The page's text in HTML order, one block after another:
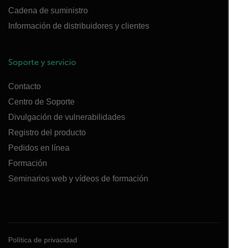
Cadena de suministro
Información de distribuidores y clientes
Soporte y servicio
Contacto
Centro de Soporte
Divulgación de vulnerabilidades
Registro del producto
Pedidos en línea
Formación
Seminarios web y vídeos de formación
Política de privacidad